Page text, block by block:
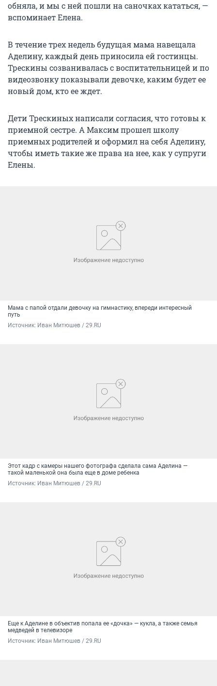
обняла, и мы с ней пошли на саночках кататься, —
вспоминает Елена.
В течение трех недель будущая мама навещала
Аделину, каждый день приносила ей гостинцы.
Трескины созванивалась с воспитательницей и по
видеозвонку показывали девочке, каким будет ее
новый дом, кто ее ждет.
Дети Трескиных написали согласия, что готовы к
приемной сестре. А Максим прошел школу
приемных родителей и оформил на себя Аделину,
чтобы иметь такие же права на нее, как у супруги
Елены.
Мама с папой отдали девочку на гимнастику, впереди интересный
путь
Источник: Иван Митюшев / 29.RU
Этот кадр с камеры нашего фотографа сделала сама Аделина —
такой маленькой она была еще в доме ребенка
Источник: Иван Митюшев / 29.RU
Еще к Аделине в объектив попала ее «дочка» — кукла, а также семья
медведей в телевизоре
Источник: Иван Митюшев / 29.RU